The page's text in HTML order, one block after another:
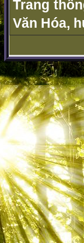
Trang
Văn Hóa,